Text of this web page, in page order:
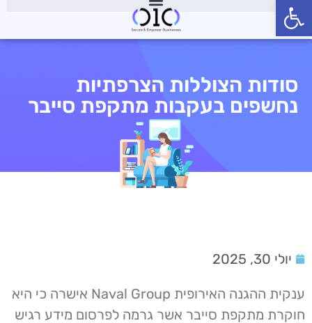
פתח סרגל נגישות
סודות הצוללות הצרפתיות
נחשפים בעקבות מתקפת סייבר
יולי 30, 2025
ענקית ההגנה האירופית Naval Group אישרה כי היא
חוקרת מתקפת סייבר אשר גרמה לפרסום מידע רגיש